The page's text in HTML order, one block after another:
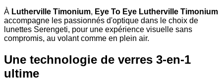
À Lutherville Timonium, Eye To Eye Lutherville Timonium
accompagne les passionnés d'optique dans le choix de
lunettes Serengeti, pour une expérience visuelle sans
compromis, au volant comme en plein air.
Une technologie de verres 3-en-1
ultime